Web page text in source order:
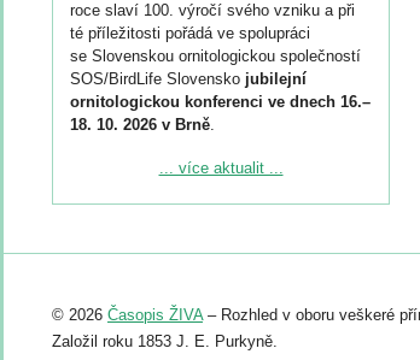
roce slaví 100. výročí svého vzniku a při
té příležitosti pořádá ve spolupráci
se Slovenskou ornitologickou společností
SOS/BirdLife Slovensko jubilejní
ornitologickou konferenci ve dnech 16.–
18. 10. 2026 v Brně.
Podrobnější informace ke konferenci
Registrovat se můžete do 6. září.
abstraktu přihlášené přednášky nebo
posteru je už 30. června.
... více aktualit ...
© 2026 Časopis ŽIVA– Rozhled v oboru veškeré
Založil roku 1853 J. E. Purkyně.